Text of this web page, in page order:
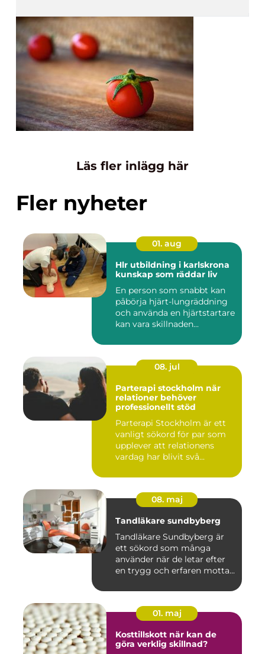
Läs fler inlägg här
Fler nyheter
01. aug
Hlr utbildning i karlskrona
kunskap som räddar liv
En person som snabbt kan
påbörja hjärt-lungräddning
och använda en hjärtstartare
kan vara skillnaden...
08. jul
Parterapi stockholm när
relationer behöver
professionellt stöd
Parterapi Stockholm är ett
vanligt sökord för par som
upplever att relationens
vardag har blivit svå...
08. maj
Tandläkare sundbyberg
Tandläkare Sundbyberg är
ett sökord som många
använder när de letar efter
en trygg och erfaren motta...
01. maj
Kosttillskott när kan de
göra verklig skillnad?